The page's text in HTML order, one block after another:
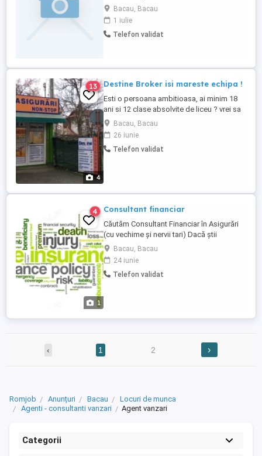
cautarea unui loc de munca stabil, esti
comunicativ, ambitios de ati depasi
limitele, te asteptam sa ne cunoastem.
Trimite-ne un CV cu datele tale si te vom
Bacau, Bacau
1 iulie
Telefon validat
4
13 Destine Broker isi mareste echipa !
Esti o persoana ambitioasa, ai minim 18
ani si 12 clase absolvite de liceu ? vrei sa
castigi niste bani lucrand de oriunde
online fara target, fara sef ? hai intr o
echipa entuziasta de oameni cu simtul
raspunderii care doresc sa si
Bacau, Bacau
26 iunie
Telefon validat
1
4 Consultant financiar
Căutăm Consultant Financiar în Asigurări
(cu vechime și nervii tari) Dacă știi
diferența dintre o poliță de asigurare, dar
mai ales de ce contează, dacă ai convins
cel puțin o dată un client că nu e o
cheltuială, e o protecție , și dacă te-ai
Bacau, Bacau
24 iunie
Telefon validat
‹ 1 2 ›
Romjob Anunțuri Bacau
Locuri de munca
Agenti - consultanti vanzari
Agent vanzari
Categorii